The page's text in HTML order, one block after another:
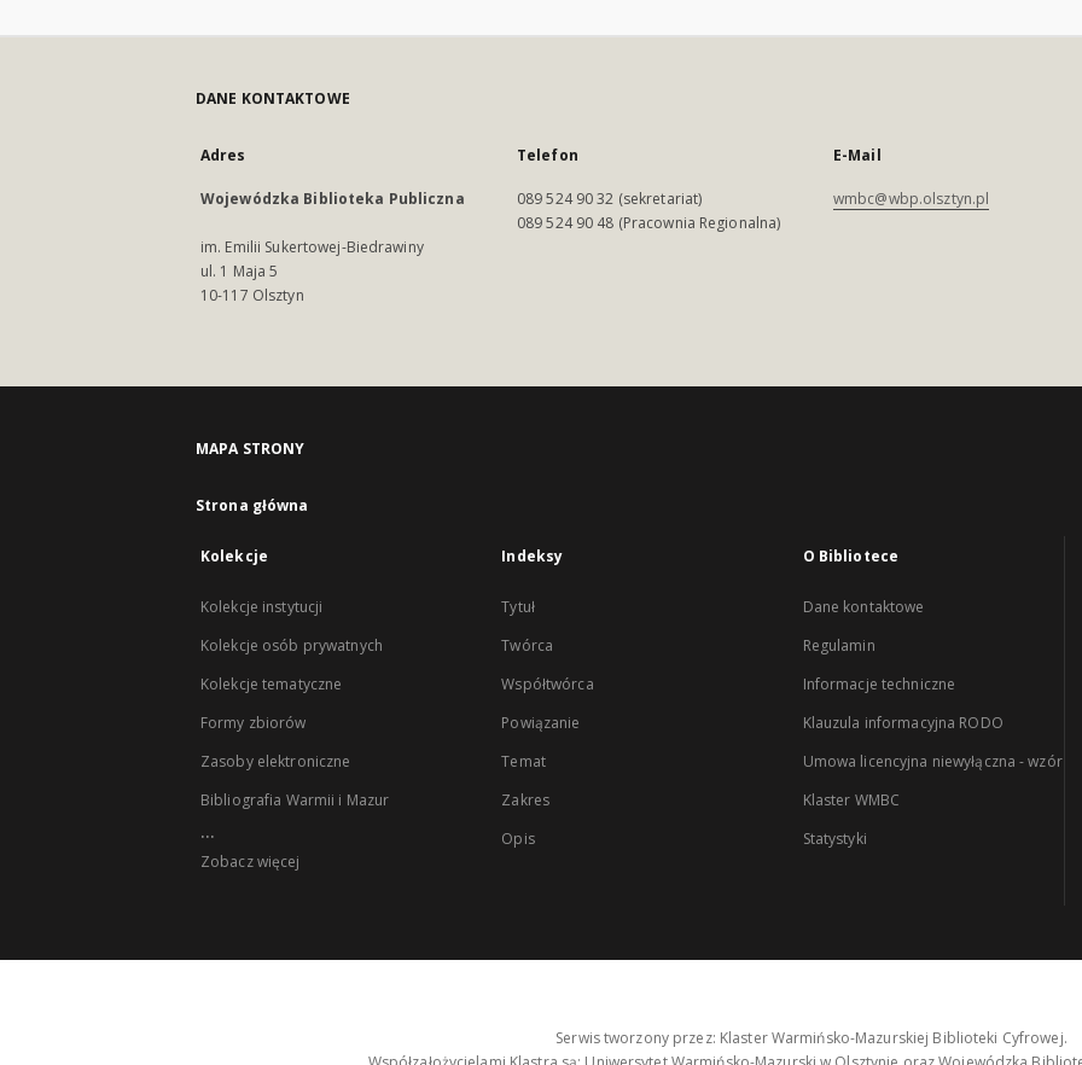
DANE KONTAKTOWE
Adres
Wojewódzka Biblioteka Publiczna
im. Emilii Sukertowej-Biedrawiny
ul. 1 Maja 5
10-117 Olsztyn
Telefon
089 524 90 32 (sekretariat)
089 524 90 48 (Pracownia Regionalna)
E-Mail
wmbc@wbp.olsztyn.pl
MAPA STRONY
Strona główna
Kolekcje
Kolekcje instytucji
Kolekcje osób prywatnych
Kolekcje tematyczne
Formy zbiorów
Zasoby elektroniczne
Bibliografia Warmii i Mazur
...
Zobacz więcej
Indeksy
Tytuł
Twórca
Współtwórca
Powiązanie
Temat
Zakres
Opis
O Bibliotece
Dane kontaktowe
Regulamin
Informacje techniczne
Klauzula informacyjna RODO
Umowa licencyjna niewyłączna - wzór
Klaster WMBC
Statystyki
Serwis tworzony przez: Klaster Warmińsko-Mazurskiej Biblioteki Cyfrowej.